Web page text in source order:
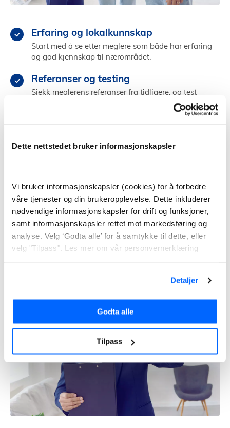
Dette nettstedet bruker informasjonskapsler
Vi bruker informasjonskapsler (cookies) for å forbedre
våre tjenester og din brukeropplevelse. Dette inkluderer
nødvendige informasjonskapsler for drift og funksjoner,
samt informasjonskapsler rettet mot markedsføring og
analyse. Velg ‘Godta alle’ for å samtykke til dette, eller
velg "Tilpass". Les mer om vår personvernerklæring
Detaljer
Godta alle
Tilpass
Erfaring og lokalkunnskap
Start med å se etter meglere som både har erfaring
og god kjennskap til nærområdet.
Referanser og testing
Sjekk meglerens referanser fra tidligere, og test
som får deg til å føle deg trygg og ivaretatt.
Finn megler i Øvre Eiker
Å selge bolig selv